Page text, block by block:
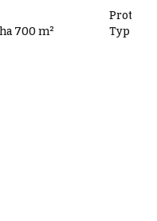
700 m²
Protivín
Typ